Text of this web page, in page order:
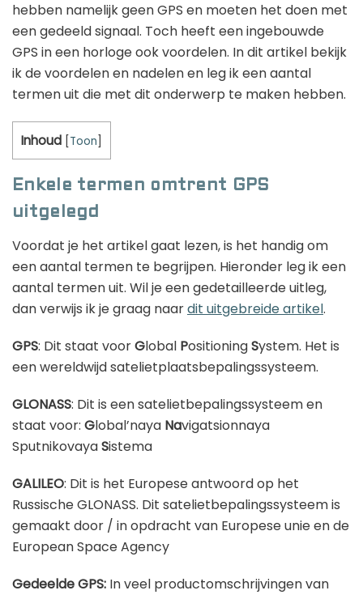
hebben namelijk geen GPS en moeten het doen met
een gedeeld signaal. Toch heeft een ingebouwde
GPS in een horloge ook voordelen. In dit artikel bekijk
ik de voordelen en nadelen en leg ik een aantal
termen uit die met dit onderwerp te maken hebben.
Inhoud Toon
Enkele termen omtrent GPS
uitgelegd
Voordat je het artikel gaat lezen, is het handig om
een aantal termen te begrijpen. Hieronder leg ik een
aantal termen uit. Wil je een gedetailleerde uitleg,
dan verwijs ik je graag naardit uitgebreide artikel.
GPS: Dit staat voorGlobal PositioningSystem. Het is
een wereldwijd satelietplaatsbepalingssysteem.
GLONASS: Dit is een satelietbepalingssysteem en
staat voor: Global’naya Navigatsionnaya
SputnikovayaSistema
GALILEO: Dit is het Europese antwoord op het
Russische GLONASS. Dit satelietbepalingssysteem is
gemaakt door / in opdracht van Europese unie en de
European Space Agency
Gedeelde GPS: In veel productomschrijvingen van